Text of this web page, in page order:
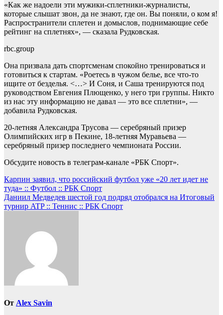
«Как же надоели эти мужики‑сплетники‑журналисты,
которые слышат звон, да не знают, где он. Вы поняли, о ком я!
Распространители сплетен и домыслов, поднимающие себе
рейтинг на сплетнях», — сказала Рудковская.
rbc.group
Она призвала дать спортсменам спокойно тренироваться и
готовиться к стартам. «Роетесь в чужом белье, все что‑то
ищите от безделья. <…> И Соня, и Саша тренируются под
руководством Евгения Плющенко, у него три группы. Никто
из нас эту информацию не давал — это все сплетни», —
добавила Рудковская.
20-летняя Александра Трусова — серебряный призер
Олимпийских игр в Пекине, 18-летняя Муравьева —
серебряный призер последнего чемпионата России.
Обсудите новость в телеграм-канале «РБК Спорт».
Навигация
по
записям
Карпин заявил, что российский футбол уже «20 лет идет не
туда» :: Футбол :: РБК Спорт
Даниил Медведев шестой год подряд отобрался на Итоговый
турнир ATP :: Теннис :: РБК Спорт
От Alex Savin